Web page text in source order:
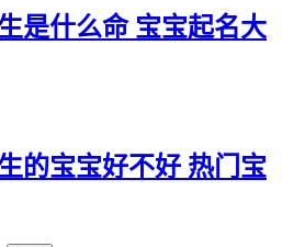
是什么命 宝宝起名大
的宝宝好不好 热门宝